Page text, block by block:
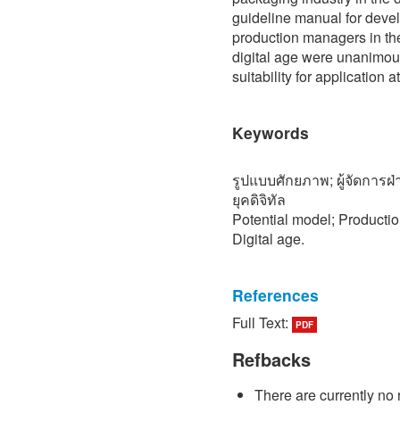
guideline manual for
production managers in
digital age were
suitability for application
Keywords
รูปแบบศักยภาพ; ผู้จัดการ
ยุคดิจิทัล
Potential model;
Digital age.
References
[1] Meesomkarn, K.
Technician Competency
Supervisor in the Digital
of Business and Human
University of Technology
Full Text: PDF
Refbacks
There are currently no